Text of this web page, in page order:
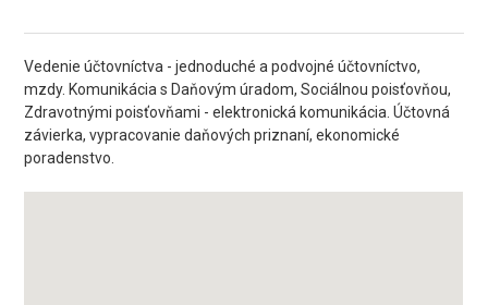
Vedenie účtovníctva - jednoduché a podvojné účtovníctvo,
mzdy. Komunikácia s Daňovým úradom, Sociálnou poisťovňou,
Zdravotnými poisťovňami - elektronická komunikácia. Účtovná
závierka, vypracovanie daňových priznaní, ekonomické
poradenstvo.